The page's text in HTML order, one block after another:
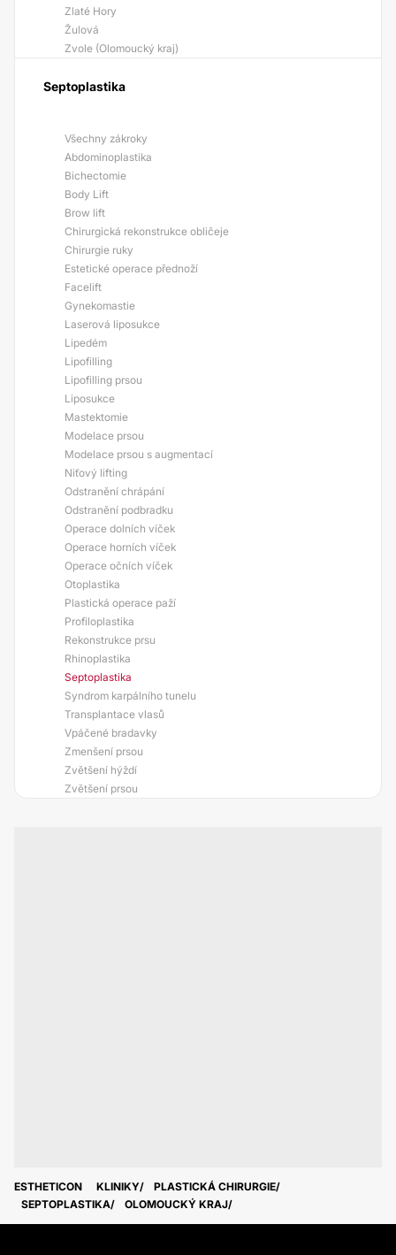
Zlaté Hory
Žulová
Zvole (Olomoucký kraj)
Septoplastika
Všechny zákroky
Abdominoplastika
Bichectomie
Body Lift
Brow lift
Chirurgická rekonstrukce obličeje
Chirurgie ruky
Estetické operace přednoží
Facelift
Gynekomastie
Laserová liposukce
Lipedém
Lipofilling
Lipofilling prsou
Liposukce
Mastektomie
Modelace prsou
Modelace prsou s augmentací
Niťový lifting
Odstranění chrápání
Odstranění podbradku
Operace dolních víček
Operace horních víček
Operace očních víček
Otoplastika
Plastická operace paží
Profiloplastika
Rekonstrukce prsu
Rhinoplastika
Septoplastika
Syndrom karpálního tunelu
Transplantace vlasů
Vpáčené bradavky
Zmenšení prsou
Zvětšení hýždí
Zvětšení prsou
ESTHETICON KLINIKY
PLASTICKÁ CHIRURGIE
SEPTOPLASTIKA
OLOMOUCKÝ KRAJ